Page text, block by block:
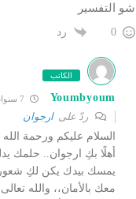
شو التفسير
0 رد
الكاتب
Youmbyoum
ردّ علىارجوان
السلام عليكم ورحمة الله
أهلًا بكِ ارجوان.. حلمك
يمسك بيدك يكن لكِ شعور
معك بالأمان،، والله